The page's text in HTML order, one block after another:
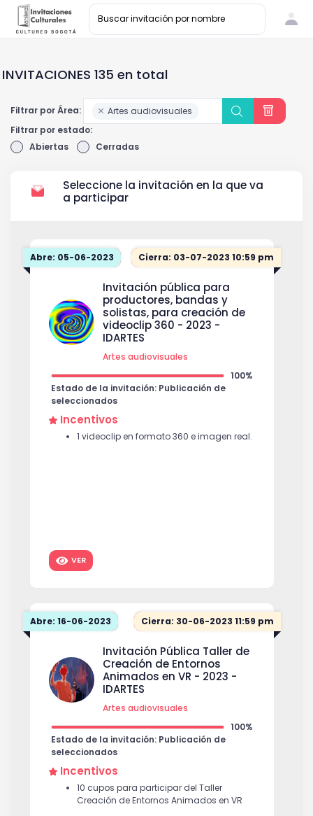
INVITACIONES 135 en total
Filtrar por Área:
Artes audiovisuales
Filtrar por estado:
Abiertas
Cerradas
Seleccione la invitación en la que va
a participar
Abre: 05-06-2023 Cierra: 03-07-2023 10:59 pm
Invitación pública para
productores, bandas y
solistas, para creación de
videoclip 360 - 2023 -
IDARTES
Artes audiovisuales
100%
Estado de la invitación: Publicación de
seleccionados
Incentivos
1 videoclip en formato 360 e imagen real.
VER
Abre: 16-06-2023 Cierra: 30-06-2023 11:59 pm
Invitación Pública Taller de
Creación de Entornos
Animados en VR - 2023 -
IDARTES
Artes audiovisuales
100%
Estado de la invitación: Publicación de
seleccionados
Incentivos
10 cupos para participar del Taller
Creación de Entornos Animados en VR